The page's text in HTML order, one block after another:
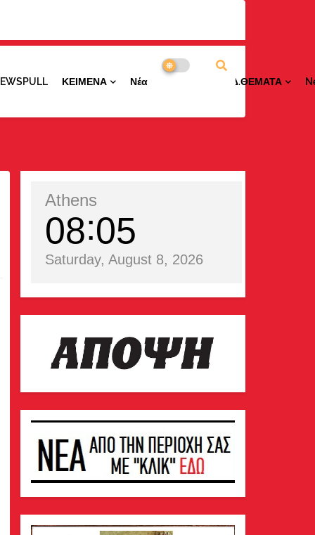
ΚΕΙΜΕΝΑ ΝέαΠΕΡΙΟΧΩΝ ΕΙΔ.ΘΕΜΑΤΑ
Athens
08 05
Saturday, August 8, 2026